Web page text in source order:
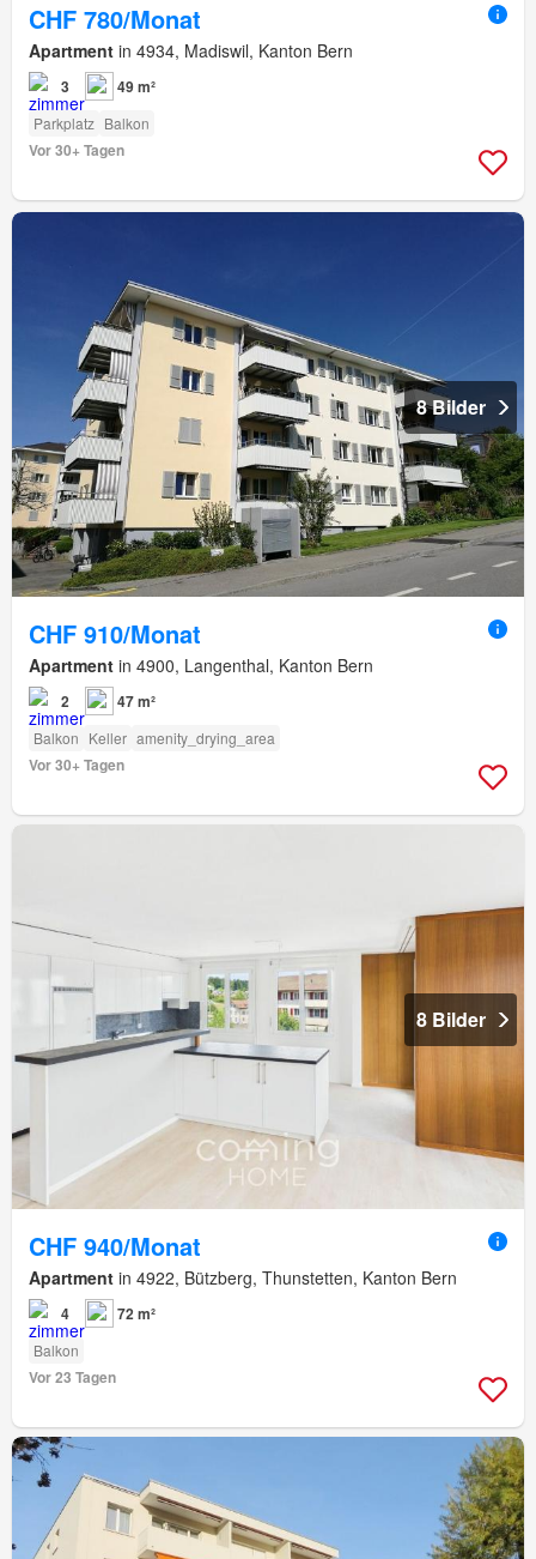
CHF 780/Monat
Apartment in 4934, Madiswil, Kanton Bern
3 49 m²
Parkplatz Balkon
Vor 30+ Tagen
8 Bilder
CHF 910/Monat
Apartment in 4900, Langenthal, Kanton Bern
2 47 m²
Balkon Keller amenity_drying_area
Vor 30+ Tagen
8 Bilder
CHF 940/Monat
Apartment in 4922, Bützberg, Thunstetten, Kanton Bern
4 72 m²
Balkon
Vor 23 Tagen